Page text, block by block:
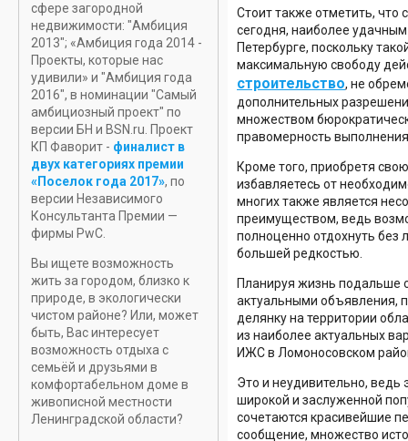
сфере загородной
недвижимости: "Амбиция
2013"; «Амбиция года 2014 -
Проекты, которые нас
удивили» и "Амбиция года
2016", в номинации "Самый
амбициозный проект" по
версии БН и BSN.ru. Проект
КП Фаворит - финалист в
двух категориях премии
«Поселок года 2017», по
версии Независимого
Консультанта Премии —
фирмы PwC.
Вы ищете возможность
жить за городом, близко к
природе, в экологически
чистом районе? Или, может
быть, Вас интересует
возможность отдыха с
семьёй и друзьями в
комфортабельном доме в
живописной местности
Ленинградской области?
Стоит также отметить, что
сегодня, наиболее
Петербурге, поскольку
максимальную свободу
строительство, не
дополнительных
множеством
правомерность
Кроме того, приобретя
избавляетесь от
многих также является
преимуществом, ведь
полноценно отдохнуть без
большей редкостью.
Планируя жизнь подальше
актуальными объявления,
делянку на территории
из наиболее актуальных
ИЖС в Ломоносовском
Это и неудивительно, ведь
широкой и заслуженной
сочетаются красивейшие
сообщение, множество